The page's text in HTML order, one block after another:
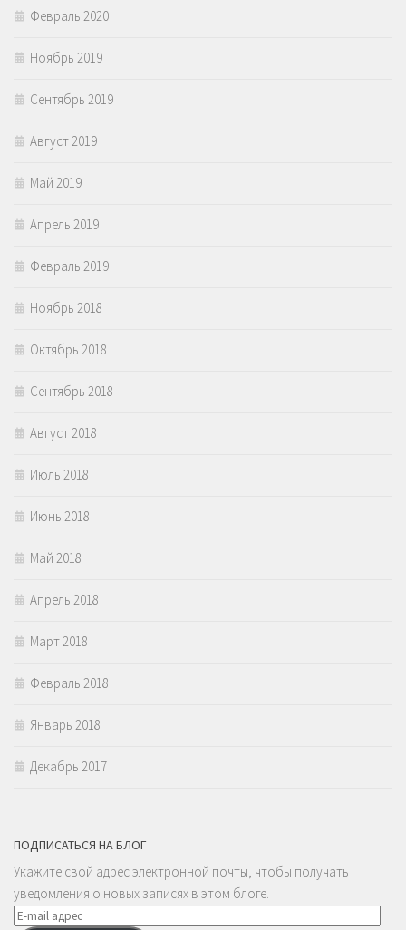
Февраль 2020
Ноябрь 2019
Сентябрь 2019
Август 2019
Май 2019
Апрель 2019
Февраль 2019
Ноябрь 2018
Октябрь 2018
Сентябрь 2018
Август 2018
Июль 2018
Июнь 2018
Май 2018
Апрель 2018
Март 2018
Февраль 2018
Январь 2018
Декабрь 2017
ПОДПИСАТЬСЯ НА БЛОГ
Укажите свой адрес электронной почты, чтобы получать
уведомления о новых записях в этом блоге.
E-